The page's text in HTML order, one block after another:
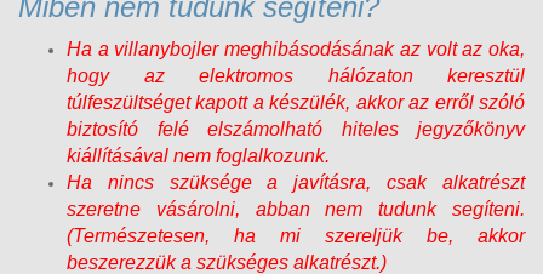
Ha a villanybojler meghibásodásának az volt az oka,
hogy az elektromos hálózaton keresztül
túlfeszültséget kapott a készülék, akkor az erről szóló
biztosító felé elszámolható hiteles jegyzőkönyv
kiállításával nem foglalkozunk.
Ha nincs szüksége a javításra, csak alkatrészt
szeretne vásárolni, abban nem tudunk segíteni.
(Természetesen, ha mi szereljük be, akkor
beszerezzük a szükséges alkatrészt.)